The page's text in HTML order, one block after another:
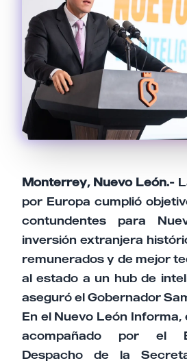
Monterrey, Nuevo León.-
por Europa cumplió
contundentes para
inversión extranjera
remunerados y de mejor
al estado a un hub de
aseguró el Gobernador
En el Nuevo León Informa,
acompañado por el
Despacho de la